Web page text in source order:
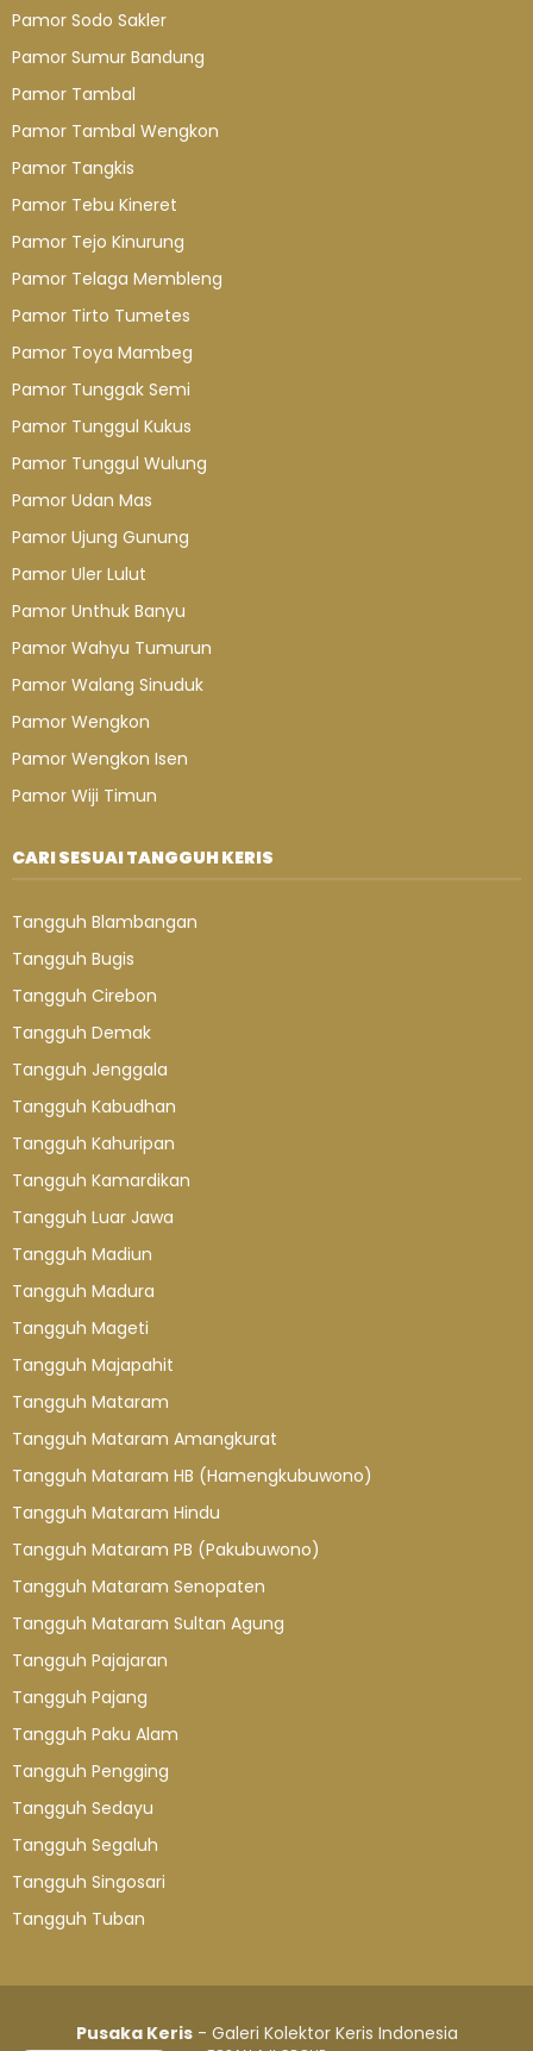
Pamor Sodo Sakler
Pamor Sumur Bandung
Pamor Tambal
Pamor Tambal Wengkon
Pamor Tangkis
Pamor Tebu Kineret
Pamor Tejo Kinurung
Pamor Telaga Membleng
Pamor Tirto Tumetes
Pamor Toya Mambeg
Pamor Tunggak Semi
Pamor Tunggul Kukus
Pamor Tunggul Wulung
Pamor Udan Mas
Pamor Ujung Gunung
Pamor Uler Lulut
Pamor Unthuk Banyu
Pamor Wahyu Tumurun
Pamor Walang Sinuduk
Pamor Wengkon
Pamor Wengkon Isen
Pamor Wiji Timun
CARI SESUAI TANGGUH KERIS
Tangguh Blambangan
Tangguh Bugis
Tangguh Cirebon
Tangguh Demak
Tangguh Jenggala
Tangguh Kabudhan
Tangguh Kahuripan
Tangguh Kamardikan
Tangguh Luar Jawa
Tangguh Madiun
Tangguh Madura
Tangguh Mageti
Tangguh Majapahit
Tangguh Mataram
Tangguh Mataram Amangkurat
Tangguh Mataram HB (Hamengkubuwono)
Tangguh Mataram Hindu
Tangguh Mataram PB (Pakubuwono)
Tangguh Mataram Senopaten
Tangguh Mataram Sultan Agung
Tangguh Pajajaran
Tangguh Pajang
Tangguh Paku Alam
Tangguh Pengging
Tangguh Sedayu
Tangguh Segaluh
Tangguh Singosari
Tangguh Tuban
Pusaka Keris- Galeri Kolektor Keris Indonesia